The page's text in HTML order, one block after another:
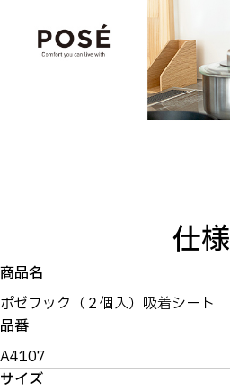
仕様
商品名
ポゼフック（２個入）吸着シート
品番
A4107
サイズ